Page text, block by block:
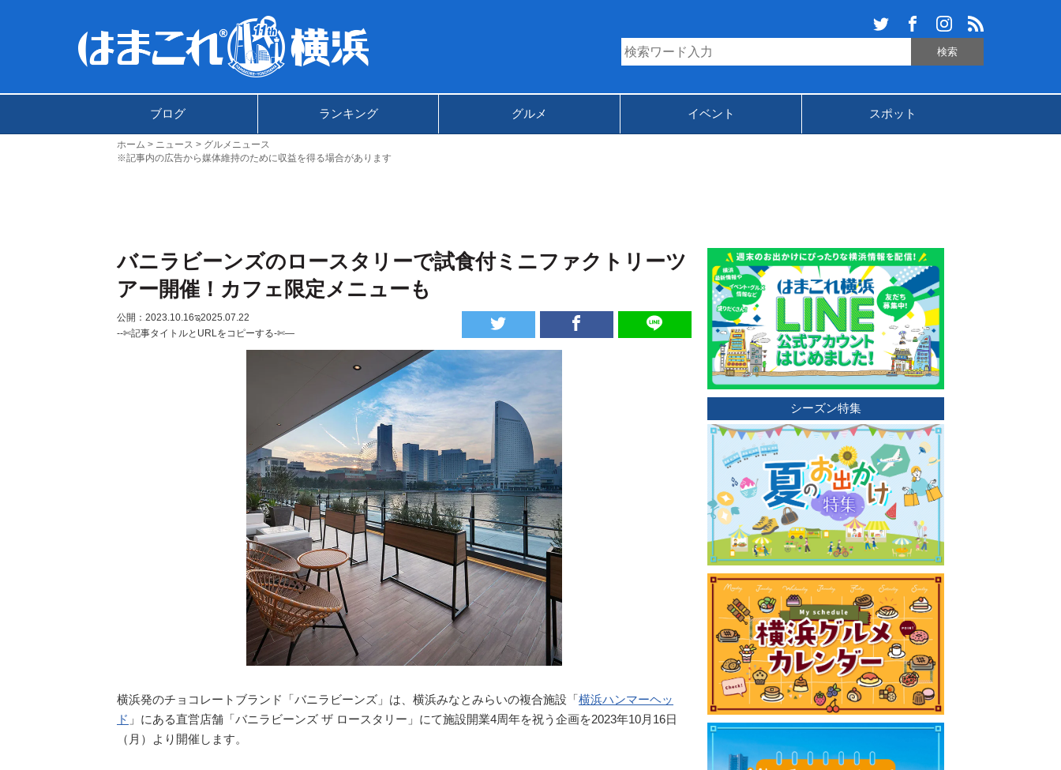
ブログ ランキング グルメ イベント スポット
ホーム ニュース
グルメニュース
※記事内の広告から媒体維持のために収益を得る場合があります
バニラビーンズのロースタリーで試食付ミニファクトリーツ
アー開催！カフェ限定メニューも
公開：2023.10.16ಇ2025.07.22
--✄記事タイトルとURLをコピーする-✄—
横浜発のチョコレートブランド「バニラビーンズ」は、横浜みなとみらいの複合施設「横浜ハンマーヘッ
ド 」にある直営店舗「バニラビーンズ ザ ロースタリー」にて施設開業4周年を祝う企画を2023年10月16日
（月）より開催します。
シーズン特集